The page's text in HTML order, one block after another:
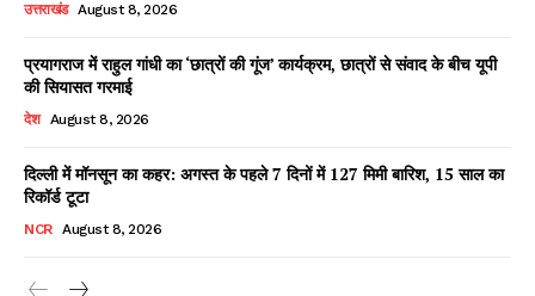
Facebook
X WhatsApp
Read Latest News on AIN
उत्तराखंड August 8, 2026
प्रयागराज में राहुल गांधी का ‘छात्रों की गूंज’ कार्यक्रम, छात्रों से संवाद के बीच यूपी
की सियासत गरमाई
देश August 8, 2026
दिल्ली में मॉनसून का कहर: अगस्त के पहले 7 दिनों में 127 मिमी बारिश, 15 साल का
रिकॉर्ड टूटा
NCR August 8, 2026